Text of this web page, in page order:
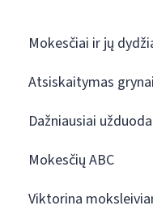
Mokesčiai ir jų
Atsiskaitymas
Dažniausiai
Mokesčių ABC
Viktorina